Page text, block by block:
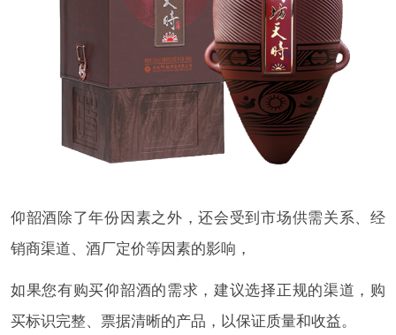
仰韶酒除了年份因素之外，还会受到市场供需关系、经
销商渠道、酒厂定价等因素的影响，
如果您有购买仰韶酒的需求，建议选择正规的渠道，购
买标识完整、票据清晰的产品，以保证质量和收益。